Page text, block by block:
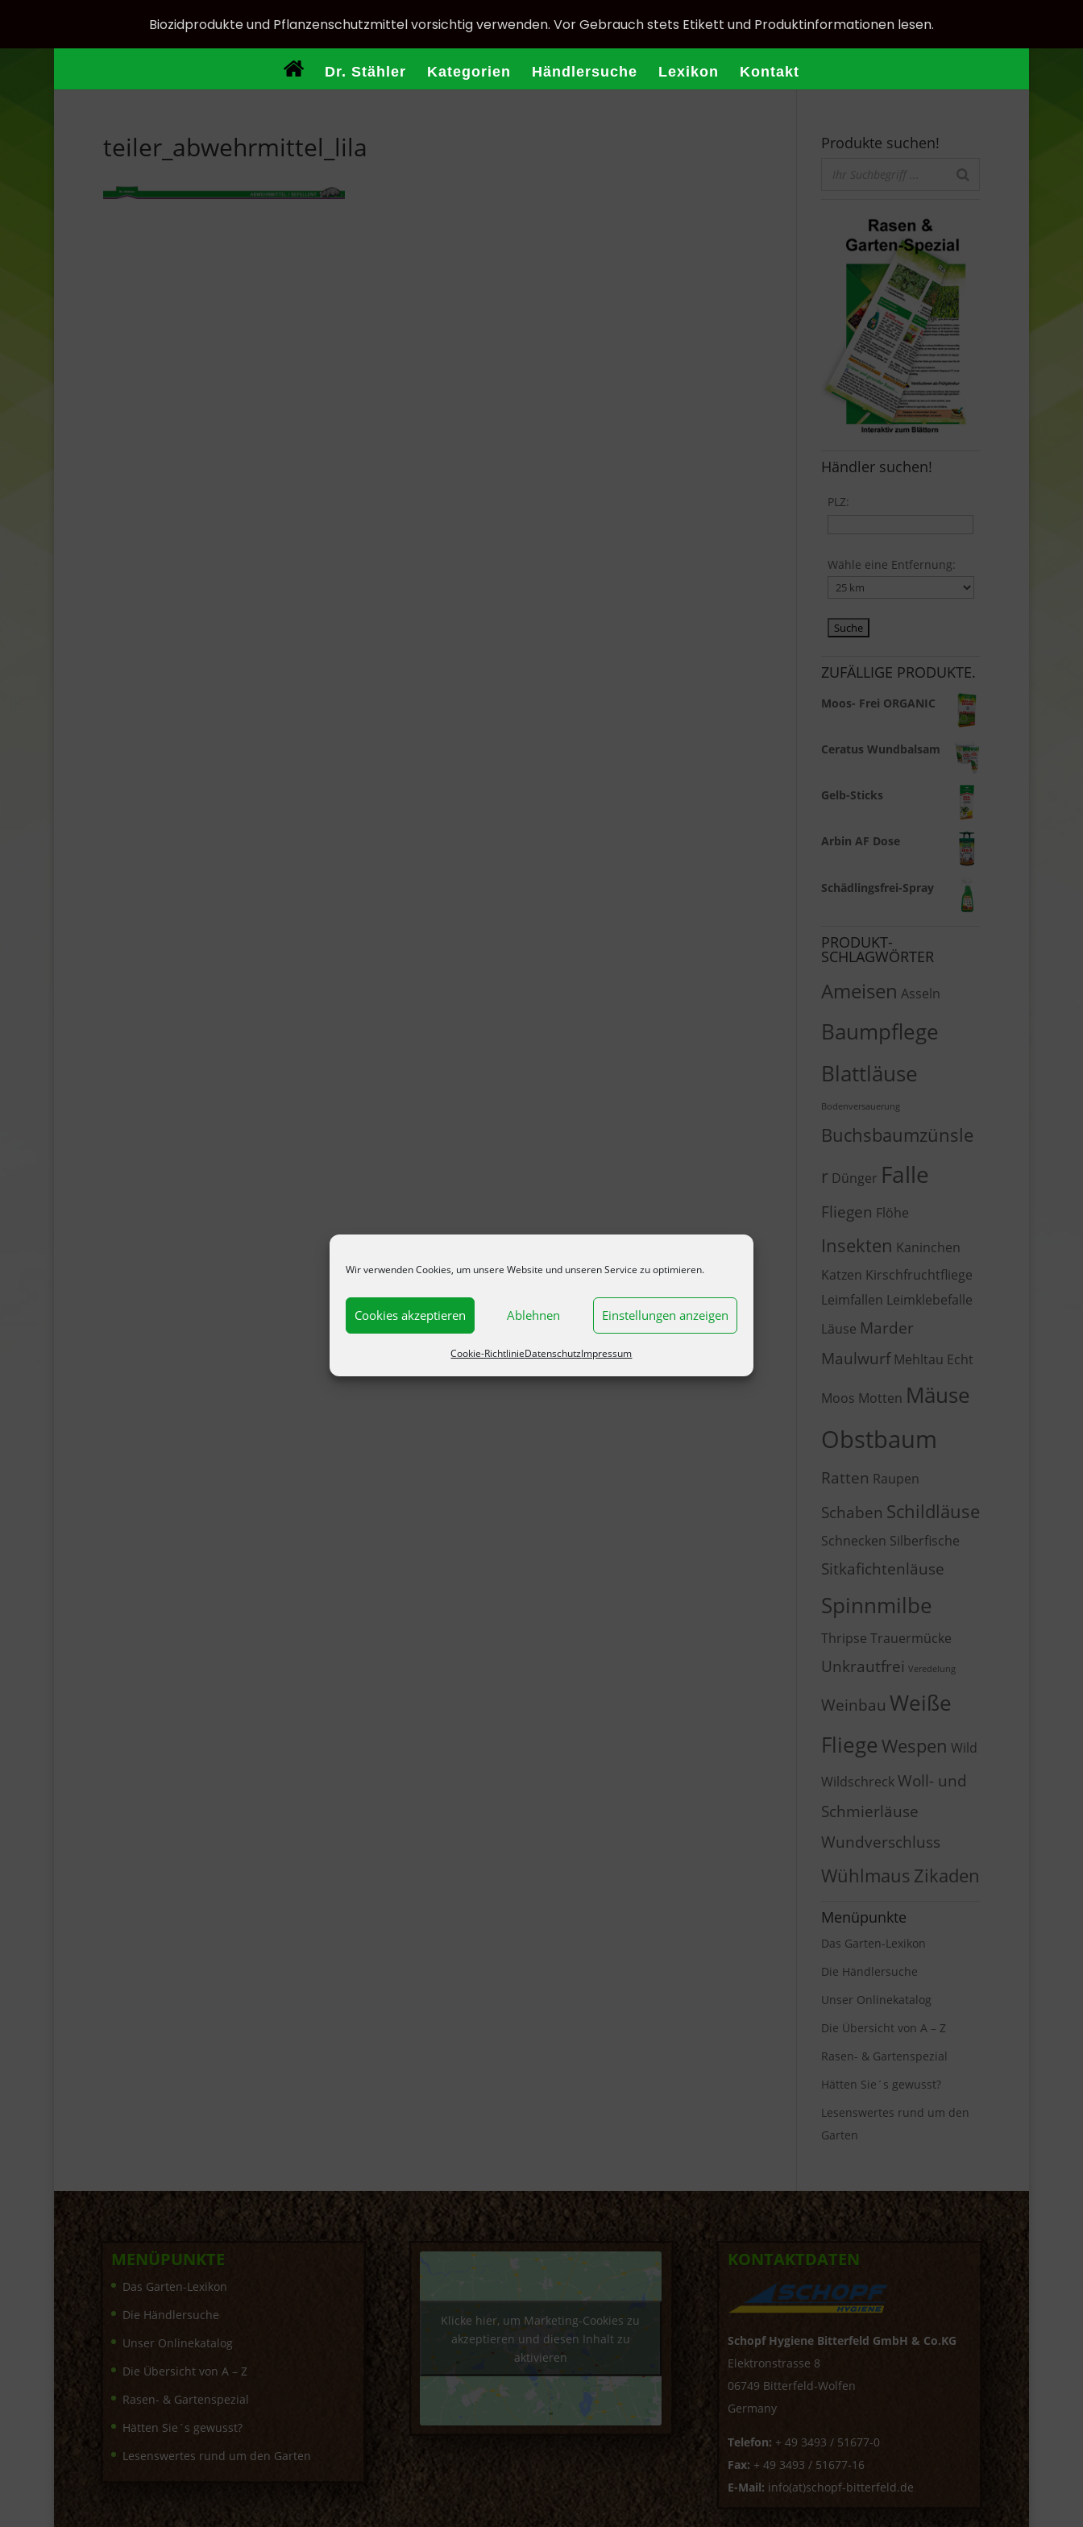
Wir verwenden Cookies, um unsere Website und unseren Service zu optimieren.
Cookies akzeptieren Ablehnen Einstellungen anzeigen
Cookie-RichtlinieDatenschutzImpressum
Dr. Stähler Kategorien Händlersuche Lexikon Kontakt
teiler_abwehrmittel_lila Produkte suchen!
Händler suchen!
PLZ:
Wähle eine Entfernung:
ZUFÄLLIGE PRODUKTE.
Moos- Frei ORGANIC
Ceratus Wundbalsam
Gelb-Sticks
Arbin AF Dose
Schädlingsfrei-Spray
PRODUKT-
SCHLAGWÖRTER
Ameisen Asseln
Baumpflege
Blattläuse
Bodenversauerung
Buchsbaumzünsle
r Dünger Falle
Fliegen Flöhe
Insekten Kaninchen
Katzen Kirschfruchtfliege
Leimfallen Leimklebefalle
Läuse Marder
Maulwurf Mehltau Echt
Moos Motten Mäuse
Obstbaum
Ratten Raupen
Schaben Schildläuse
Schnecken Silberfische
Sitkafichtenläuse
Spinnmilbe
Thripse Trauermücke
Unkrautfrei Veredelung
Weinbau Weiße
Fliege Wespen Wild
WildschreckWoll- und
Schmierläuse
Wundverschluss
Wühlmaus Zikaden
Menüpunkte
Das Garten-Lexikon
Die Händlersuche
Unser Onlinekatalog
Die Übersicht von A – Z
Rasen- & Gartenspezial
Hätten Sie´s gewusst?
Lesenswertes rund um den
Garten
MENÜPUNKTE
Das Garten-Lexikon
Die Händlersuche
Unser Onlinekatalog
Die Übersicht von A – Z
Rasen- & Gartenspezial
Hätten Sie´s gewusst?
Lesenswertes rund um den Garten
Klicke hier, um Marketing-Cookies zu
akzeptieren und diesen Inhalt zu
aktivieren
KONTAKTDATEN
Schopf Hygiene Bitterfeld GmbH & Co.KG
Elektronstrasse 8
06749 Bitterfeld-Wolfen
Germany
Telefon: + 49 3493 / 51677-0
Fax: + 49 3493 / 51677-16
E-Mail: info(at)schopf-bitterfeld.de
Biozidprodukte und Pflanzenschutzmittel vorsichtig verwenden. Vor Gebrauch stets Etikett und Produktinformationen lesen.